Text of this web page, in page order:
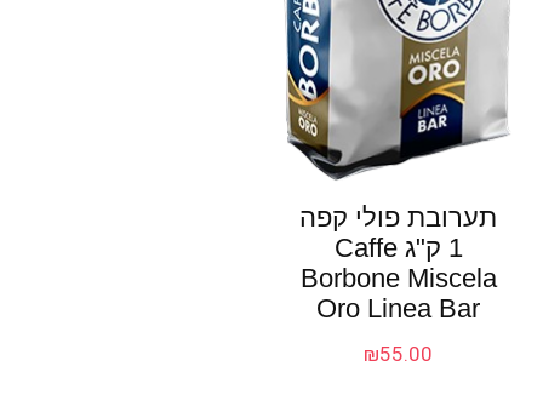
תערובת פולי קפה
1 ק"ג Caffe
Borbone Miscela
Oro Linea Bar
₪55.00